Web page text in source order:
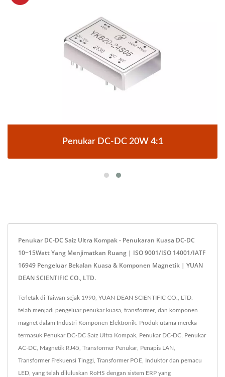
Penukar DC-DC 20W 4:1
Penukar DC-DC Saiz Ultra Kompak - Penukaran Kuasa DC-DC
10~15Watt Yang Menjimatkan Ruang | ISO 9001/ISO 14001/IATF
16949 Pengeluar Bekalan Kuasa & Komponen Magnetik | YUAN
DEAN SCIENTIFIC CO., LTD.
Terletak di Taiwan sejak 1990, YUAN DEAN SCIENTIFIC CO., LTD.
telah menjadi pengeluar penukar kuasa, transformer, dan komponen
magnet dalam Industri Komponen Elektronik. Produk utama mereka
termasuk Penukar DC-DC Saiz Ultra Kompak, Penukar DC-DC, Penukar
AC-DC, Magnetik RJ45, Transformer Penukar, Penapis LAN,
Transformer Frekuensi Tinggi, Transformer POE, Induktor dan pemacu
LED, yang telah diluluskan RoHS dengan sistem ERP yang